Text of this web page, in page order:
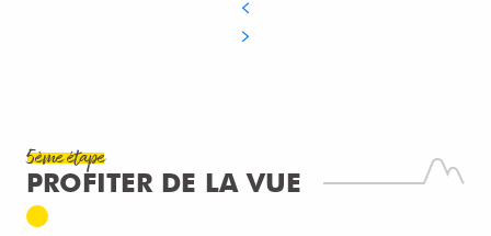
5ème étape
PROFITER DE LA VUE